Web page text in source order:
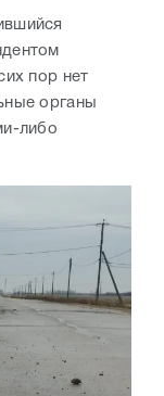
пор нет
органы
либо